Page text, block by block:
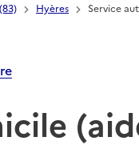
Hyères Service